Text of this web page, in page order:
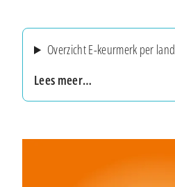
Overzicht E-keurmerk per land
Lees meer…